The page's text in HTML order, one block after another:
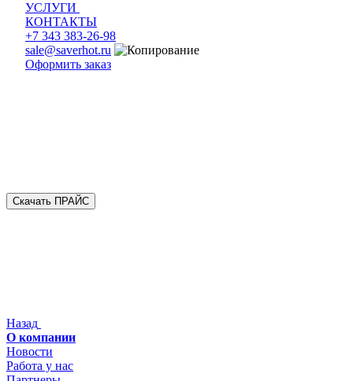
УСЛУГИ
КОНТАКТЫ
+7 343 383-26-98
sale@saverhot.ru
Оформить заказ
Скачать ПРАЙС
Назад
О компании
Новости
Работа у нас